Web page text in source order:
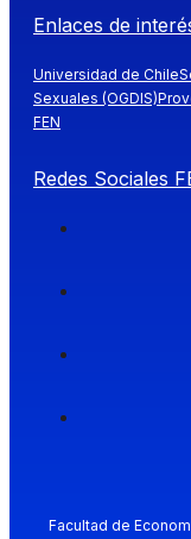
Enlaces de
Universidad de Chile
Sexuales (OGDIS)
FEN
Redes Sociales
Facultad de